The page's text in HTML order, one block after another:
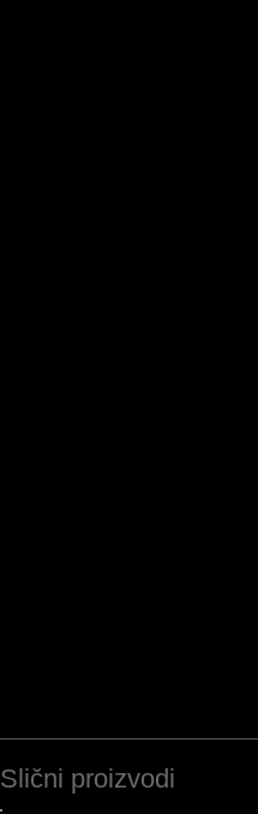
Slični proizvodi